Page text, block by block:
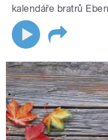
kalendáře bratrů